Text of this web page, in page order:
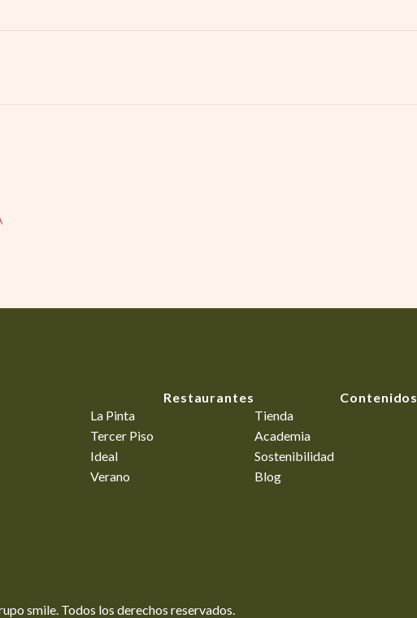
Restaurantes
La Pinta
Tercer Piso
Ideal
Verano
Contenidos
Tienda
Academia
Sostenibilidad
Blog
smile. Todos los derechos reservados.